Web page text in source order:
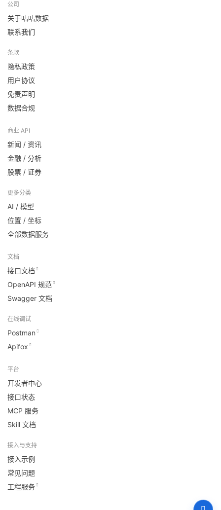
公司
关于咕咕数据
联系我们
条款
隐私政策
用户协议
免责声明
数据合规
商业 API
新闻 / 资讯
金融 / 分析
股票 / 证券
更多分类
AI / 模型
位置 / 坐标
全部数据服务
文档
接口文档
OpenAPI 规范
Swagger 文档
在线调试
Postman
Apifox
平台
开发者中心
接口状态
MCP 服务
Skill 文档
接入与支持
接入示例
常见问题
工程服务